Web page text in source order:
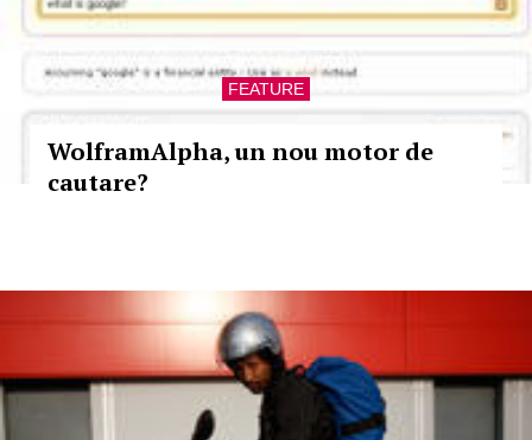
FEATURE
WolframAlpha, un nou motor de
cautare?